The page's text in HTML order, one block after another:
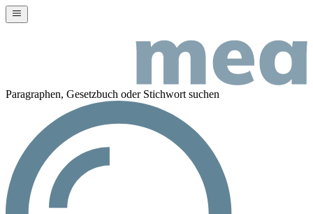
Paragraphen, Gesetzbuch oder Stichwort suchen